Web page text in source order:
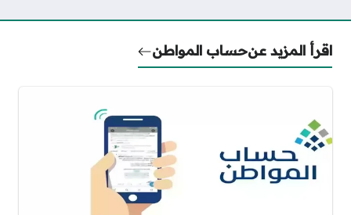
اقرأ المزيد عنحساب المواطن